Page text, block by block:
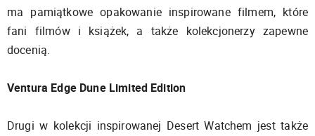
ma pamiątkowe opakowanie inspirowane filmem, które
fani filmów i książek, a także kolekcjonerzy zapewne
docenią.
Ventura Edge Dune Limited Edition
Drugi w kolekcji inspirowanej Desert Watchem jest także